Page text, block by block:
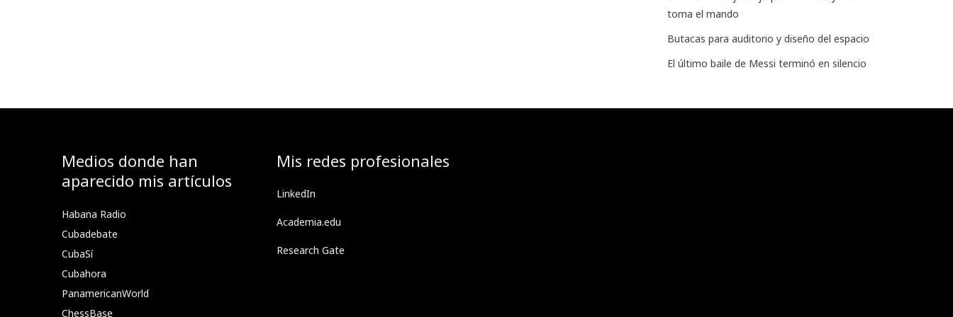
toma el mando
Butacas para auditorio y diseño del espacio
El último baile de Messi terminó en silencio
Medios donde han
aparecido mis artículos
Habana Radio
Cubadebate
CubaSí
Cubahora
PanamericanWorld
ChessBase
Mis redes profesionales
LinkedIn
Academia.edu
Research Gate